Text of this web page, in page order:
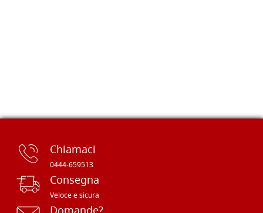
Chiamaci
0444-659513
Consegna
Veloce e sicura